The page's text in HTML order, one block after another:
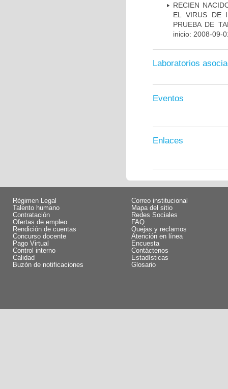
RECIEN
EL VIRUS DE
PRUEBA DE
inicio: 2008-09-
Laboratorios
Eventos
Enlaces
Régimen Legal
Talento humano
Contratación
Ofertas de empleo
Rendición de cuentas
Concurso docente
Pago Virtual
Control interno
Calidad
Buzón de notificaciones
Correo institucional
Mapa del sitio
Redes Sociales
FAQ
Quejas y reclamos
Atención en línea
Encuesta
Contáctenos
Estadísticas
Glosario